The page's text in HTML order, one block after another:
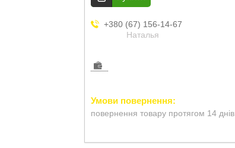
+380 (67) 156-14-67
Наталья
повернення товару протягом 14 днів